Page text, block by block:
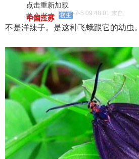
点击重新加载
热心老农 楼主
2026-7-5 09:48:01 来自
中国江苏
不是洋辣子。是这种飞蛾跟它的幼虫。